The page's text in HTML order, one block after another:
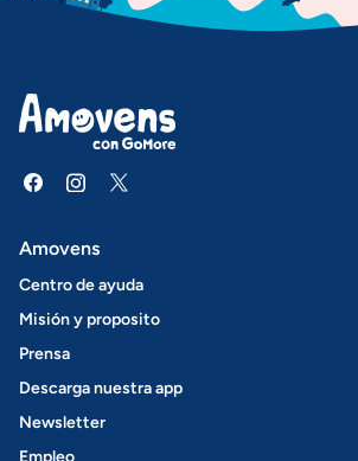
Amovens
Centro de ayuda
Misión y proposito
Prensa
Descarga nuestra app
Newsletter
Empleo